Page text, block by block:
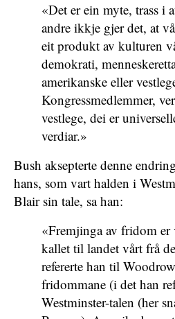
«Det er ein myte, trass i
andre ikkje gjer det, at
eit produkt av kulturen
demokrati,
amerikanske eller
Kongressmedlemmer,
vestlege, dei er
verdiar.»
Bush aksepterte denne
hans, som vart halden i
Blair sin tale, sa han:
«Fremjinga av fridom
kallet til landet vårt frå
refererte han til
fridommane (i det han
Westminster-talen (her